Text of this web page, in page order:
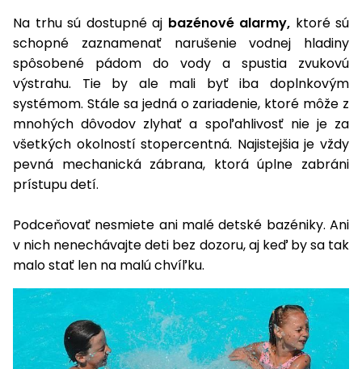
Na trhu sú dostupné aj bazénové alarmy, ktoré sú
schopné zaznamenať narušenie vodnej hladiny
spôsobené pádom do vody a spustia zvukovú
výstrahu. Tie by ale mali byť iba doplnkovým
systémom. Stále sa jedná o zariadenie, ktoré môže z
mnohých dôvodov zlyhať a spoľahlivosť nie je za
všetkých okolností stopercentná. Najistejšia je vždy
pevná mechanická zábrana, ktorá úplne zabráni
prístupu detí.
Podceňovať nesmiete ani malé detské bazéniky. Ani
v nich nenechávajte deti bez dozoru, aj keď by sa tak
malo stať len na malú chvíľku.